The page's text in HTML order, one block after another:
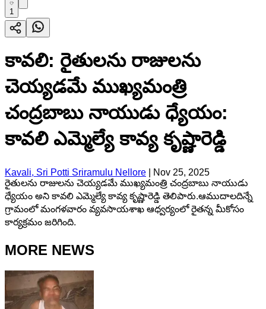
1
కావలి: రైతులను రాజులను
చెయ్యడమే ముఖ్యమంత్రి
చంద్రబాబు నాయుడు ధ్యేయం:
కావలి ఎమ్మెల్యే కావ్య కృష్ణారెడ్డి
Kavali, Sri Potti Sriramulu Nellore
Nov 25, 2025
రైతులను రాజులను చెయ్యడమే ముఖ్యమంత్రి చంద్రబాబు నాయుడు
ధ్యేయం అని కావలి ఎమ్మెల్యే కావ్య కృష్ణారెడ్డి తెలిపారు.ఆముదాలదిన్నే
గ్రామంలో మంగళవారం వ్యవసాయశాఖ ఆధ్వర్యంలో రైతన్న మీకోసం
కార్యక్రమం జరిగింది.
MORE NEWS